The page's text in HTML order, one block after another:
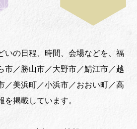
いの日程、時間、会場などを、福
市／勝山市／大野市／鯖江市／越
／美浜町／小浜市／おおい町／高
を掲載しています。